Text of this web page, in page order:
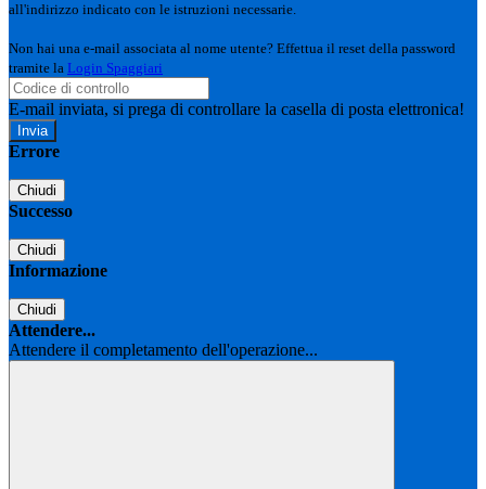
all'indirizzo indicato con le istruzioni necessarie.
Non hai una e-mail associata al nome utente? Effettua il reset della password
tramite la Login Spaggiari
E-mail inviata, si prega di controllare la casella di posta elettronica!
Errore
Chiudi
Successo
Chiudi
Informazione
Chiudi
Attendere...
Attendere il completamento dell'operazione...